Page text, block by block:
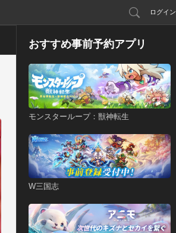
ログイン
おすすめ事前予約アプリ
モンスターループ：獣神転生
W三国志